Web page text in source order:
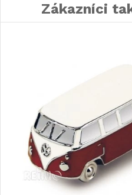
Zákazníci